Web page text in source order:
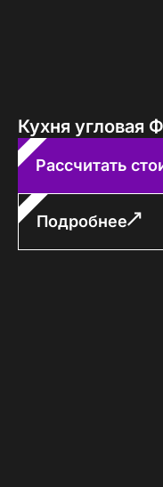
Кухня угловая
Рассчитать
Подробнее